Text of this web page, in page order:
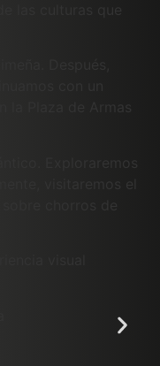
las culturas que
Después,
con un
Plaza de Armas
Exploraremos
visitaremos el
chorros de
visual